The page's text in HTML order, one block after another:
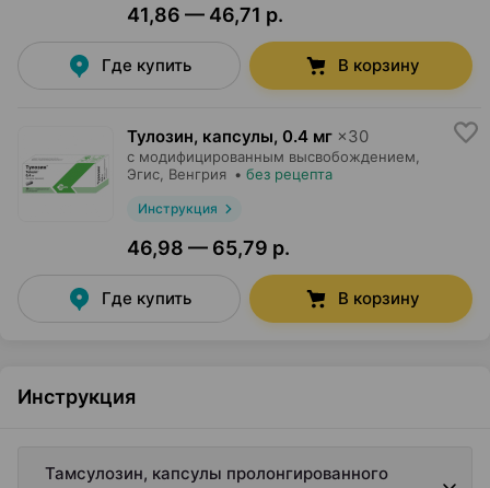
41,86 — 46,71 р.
Где купить В корзину
Тулозин, капсулы, 0.4 мг ×30
с модифицированным высвобождением,
Эгис , Венгрия • без рецепта
Инструкция
46,98 — 65,79 р.
Где купить В корзину
Инструкция
Тамсулозин, капсулы пролонгированного